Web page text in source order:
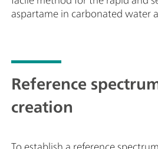
プリートパッケージです。MISA
た、装置や付属品を安全に収納
aspartame in carbonated water
Reference
creation
To establish a reference